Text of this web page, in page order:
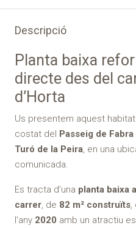
Descripció
Planta baixa
directe des del
d’Horta
Us presentem aquest
costat del Passeig de Fabra
Turó de la Peira, en una
comunicada.
Es tracta d’una planta baixa
carrer, de 82 m² construïts,
l’any 2020 amb un atractiu